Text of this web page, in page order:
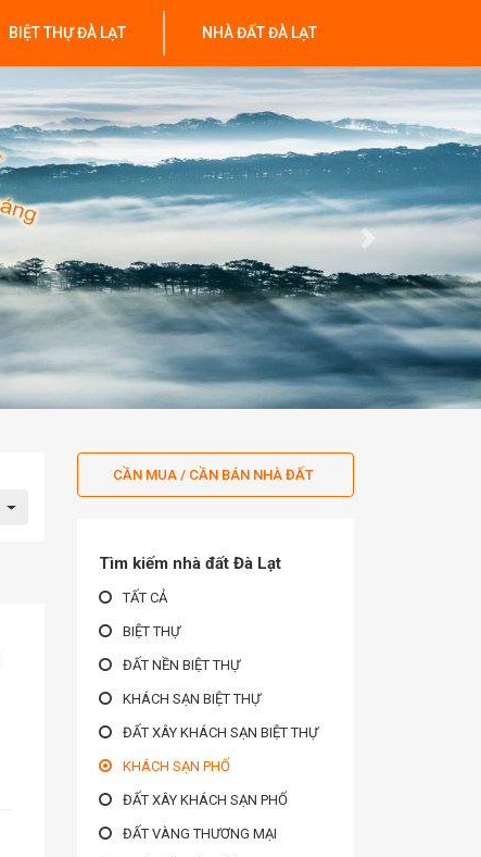
BIỆT THỰ ĐÀ LẠT NHÀ ĐẤT ĐÀ LẠT
Next
CẦN MUA / CẦN BÁN NHÀ ĐẤT
Tìm kiếm nhà đất Đà Lạt
TẤT CẢ
BIỆT THỰ
ĐẤT NỀN BIỆT THỰ
KHÁCH SẠN BIỆT THỰ
ĐẤT XÂY KHÁCH SẠN BIỆT THỰ
KHÁCH SẠN PHỐ
ĐẤT XÂY KHÁCH SẠN PHỐ
ĐẤT VÀNG THƯƠNG MẠI